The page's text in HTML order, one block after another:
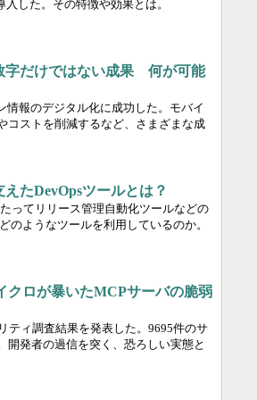
した。その特徴や効果とは。
字だけではない成果 何が可能
報のデジタル化に成功した。モバイ
コストを削減するなど、さまざまな成
たDevOpsツールとは？
ってリリース管理自動化ツールなどの
のようなツールを利用しているのか。
ロが暴いたMCPサーバの脆弱
ティ調査結果を発表した。9695件のサ
発者の過信を突く、恐ろしい実態と